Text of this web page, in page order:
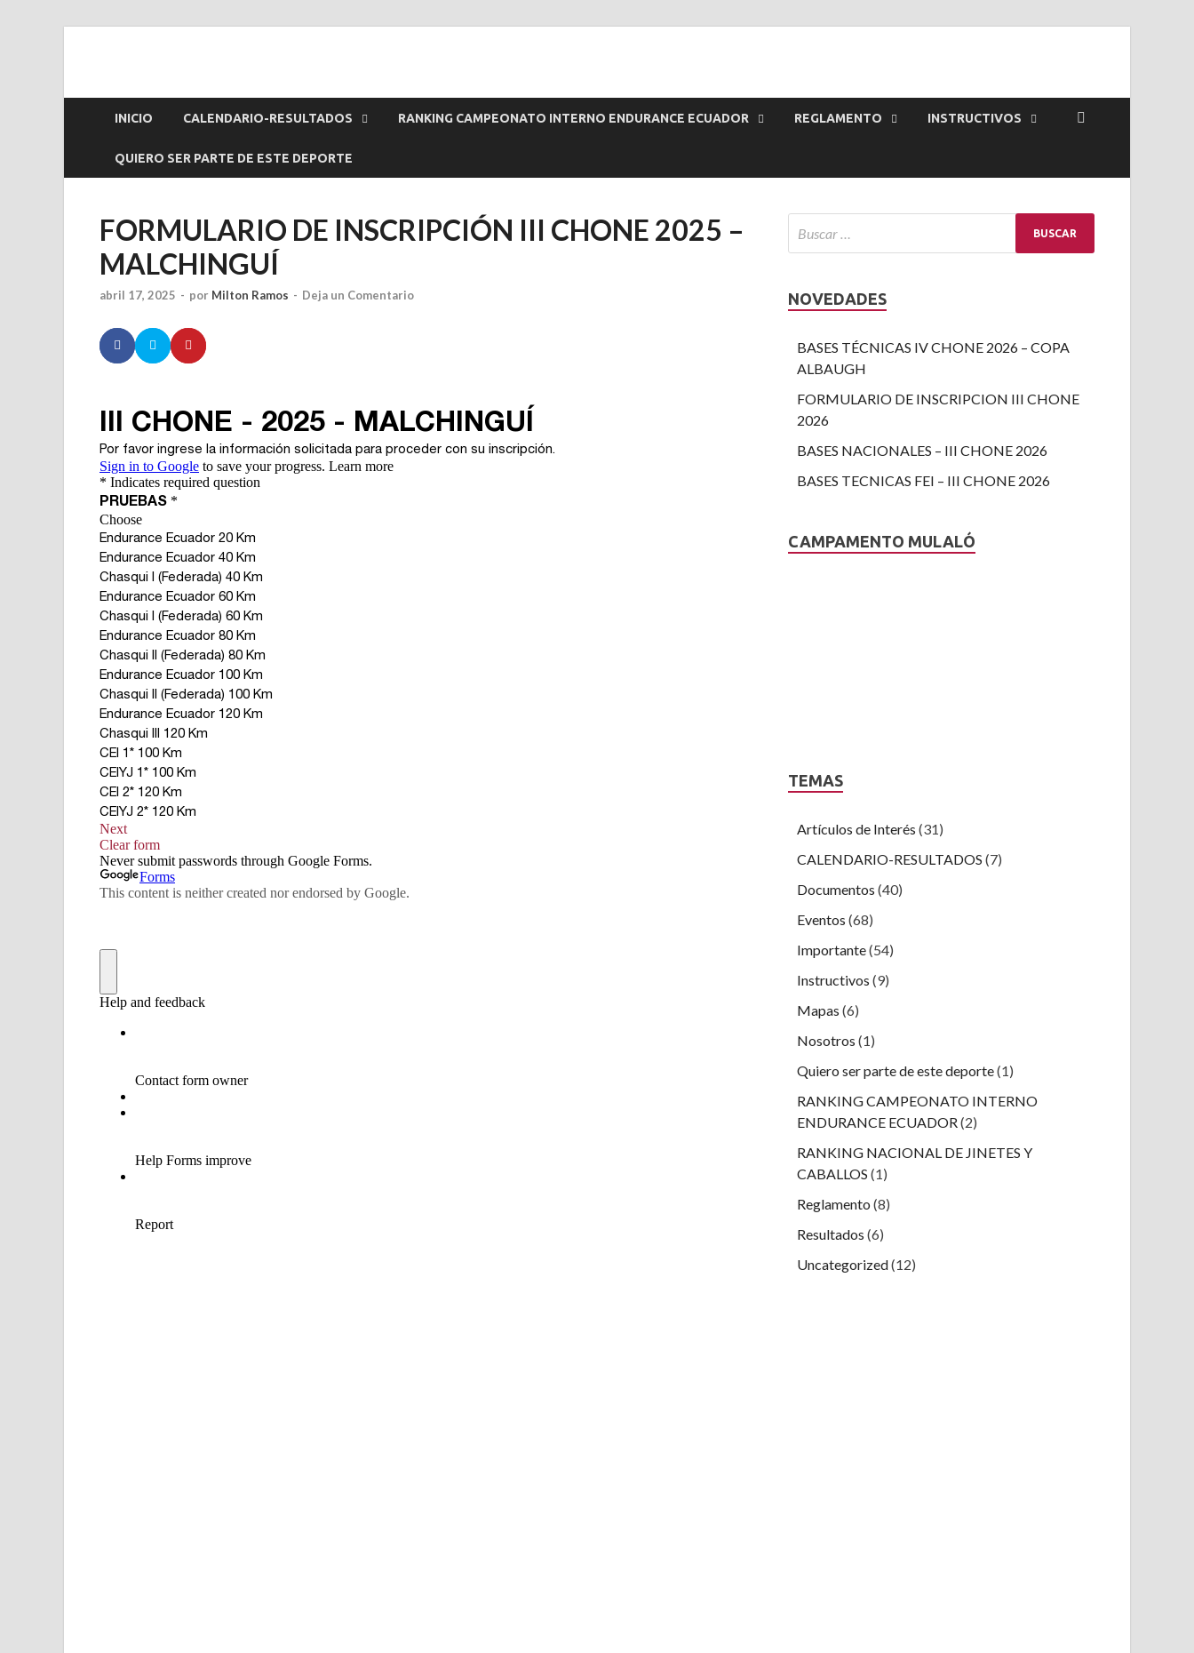
Endurance Ecuador
INICIO CALENDARIO-RESULTADOS RANKING CAMPEONATO INTERNO ENDURANCE ECUADOR REGLAMENTO INSTRUCTIVOS
QUIERO SER PARTE DE ESTE DEPORTE
FORMULARIO DE INSCRIPCIÓN III CHONE 2025 –
MALCHINGUÍ
abril 17, 2025 - por Milton Ramos - Deja un Comentario NOVEDADES
BASES TÉCNICAS IV CHONE 2026 – COPA
ALBAUGH
FORMULARIO DE INSCRIPCION III CHONE
2026
BASES NACIONALES – III CHONE 2026
BASES TECNICAS FEI – III CHONE 2026
CAMPAMENTO MULALÓ
TEMAS
Artículos de Interés (31)
CALENDARIO-RESULTADOS (7)
Documentos (40)
Eventos (68)
Importante(54)
Instructivos (9)
Mapas (6)
Nosotros (1)
Quiero ser parte de este deporte(1)
RANKING CAMPEONATO INTERNO
ENDURANCE ECUADOR(2)
RANKING NACIONAL DE JINETES Y
CABALLOS (1)
Reglamento (8)
Resultados (6)
Uncategorized(12)